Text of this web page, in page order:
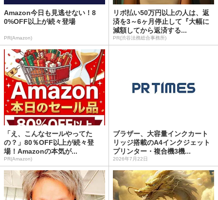
Amazon今日も見逃せない！8
0%OFF以上が続々登場
PR(Amazon)
リボ払い50万円以上の人は、返
済を3～6ヶ月停止して『大幅に
減額してから返済する...
PR(渋谷法務総合事務所)
「え、こんなセールやってた
の？」80％OFF以上が続々登
場！Amazonの本気が...
PR(Amazon)
ブラザー、大容量インクカート
リッジ搭載のA4インクジェット
プリンター・複合機3機...
2026年7月22日